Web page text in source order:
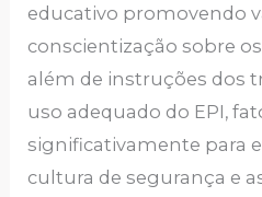
educativo promovendo
conscientização sobre
além de instruções dos
uso adequado do EPI,
significativamente para
cultura de segurança e